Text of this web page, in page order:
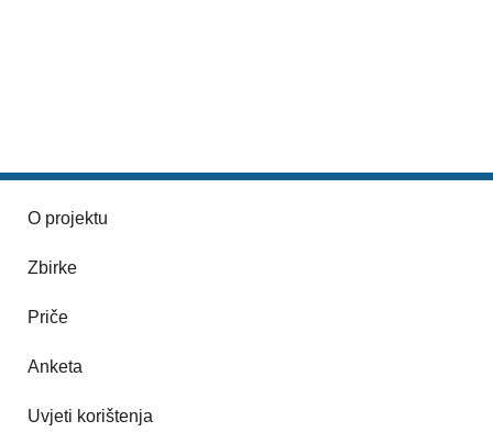
O projektu
Zbirke
Priče
Anketa
Uvjeti korištenja